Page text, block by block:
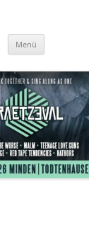
Menü